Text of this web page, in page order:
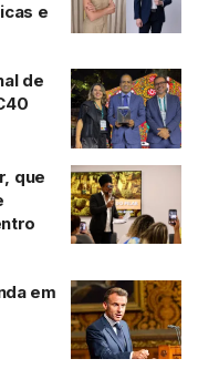
e
de
que
em